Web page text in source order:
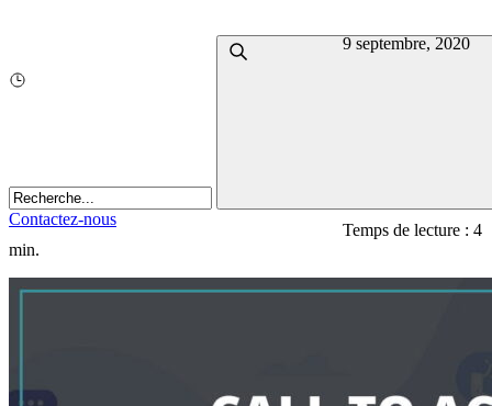
Contactez-nous
9 septembre, 2020
Temps de lecture : 4
min.